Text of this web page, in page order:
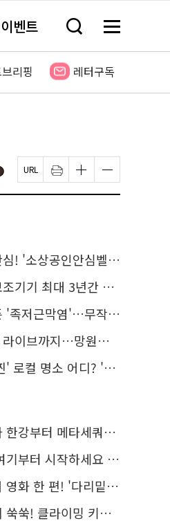
이벤트 검
창
기
메
전
보
리핑 레터구독
페
이
지
인
쇄
하
글
자
크
하
기
글
자
크
하
기
상공인안심벨' 신청하세요
년간 무상 대여…삶의 질 높인다
무작정 참지 말고 '이것' 해보세요!
…망원한강공원 알짜 코스
디? '서울에디션25' 추천 코스
이아 숲길까지…서울둘레길 15코스
시작하세요 '서울에디션25'
! '다리밑 영화관' 무료 상영
밍 키즈카페·어린이 체력장